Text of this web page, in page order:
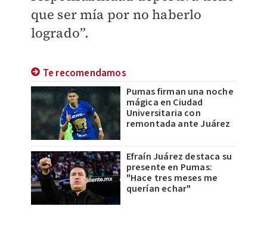
que ser mía por no haberlo
logrado”.
Te recomendamos
Pumas firman una noche
mágica en Ciudad
Universitaria con
remontada ante Juárez
Efraín Juárez destaca su
presente en Pumas:
"Hace tres meses me
querían echar"